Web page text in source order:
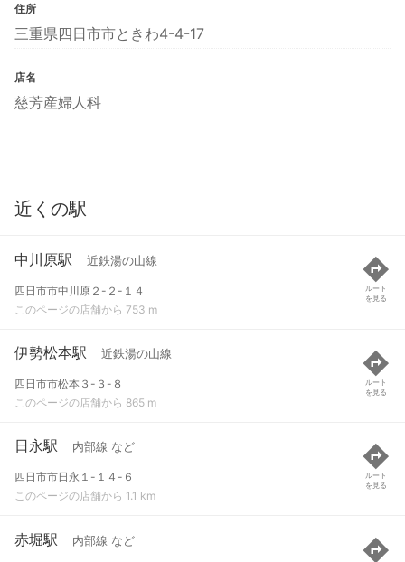
住所
三重県四日市市ときわ4-4-17
店名
慈芳産婦人科
近くの駅
中川原駅 近鉄湯の山線
四日市市中川原２-２-１４
このページの店舗から 753 m
ルート
を見る
伊勢松本駅 近鉄湯の山線
四日市市松本３-３-８
このページの店舗から 865 m
ルート
を見る
日永駅 内部線 など
四日市市日永１-１４-６
このページの店舗から 1.1 km
ルート
を見る
赤堀駅 内部線 など